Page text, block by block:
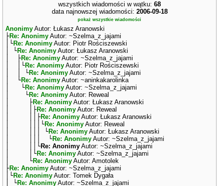
wszystkich wiadomości w wątku: 68
data najnowszej wiadomości: 2006-09-18
pokaż wszystkie wiadomości
Anonimy Autor: Łukasz Aranowski
├Re: Anonimy Autor: ~Szelma_z_jajami
│└Re: Anonimy Autor: Piotr Rościszewski
│ └Re: Anonimy Autor: Łukasz Aranowski
│ ├Re: Anonimy Autor: ~Szelma_z_jajami
│ │└Re: Anonimy Autor: Piotr Rościszewski
│ │ └Re: Anonimy Autor: ~Szelma_z_jajami
│ └Re: Anonimy Autor: ~aninkakarolinka
│ └Re: Anonimy Autor: ~Szelma_z_jajami
│ └Re: Anonimy Autor: Reweal
│ ├Re: Anonimy Autor: Łukasz Aranowski
│ │├Re: Anonimy Autor: Reweal
│ ││├Re: Anonimy Autor: Łukasz Aranowski
│ │││└Re: Anonimy Autor: Reweal
│ │││ └Re: Anonimy Autor: Łukasz Aranowski
│ │││ └Re: Anonimy Autor: ~Szelma_z_jajami
│ ││└Re: Anonimy Autor: ~Szelma_z_jajami
│ │└Re: Anonimy Autor: ~Szelma_z_jajami
│ └Re: Anonimy Autor: Amotolek
├Re: Anonimy Autor: ~Szelma_z_jajami
│└Re: Anonimy Autor: Tomek Dygała
│ └Re: Anonimy Autor: ~Szelma_z_jajami